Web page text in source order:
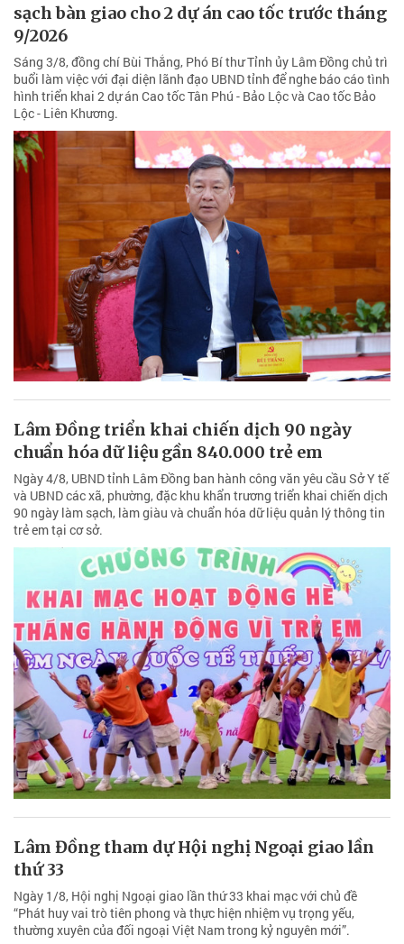
sạch bàn giao cho 2 dự án cao tốc trước tháng
9/2026
Sáng 3/8, đồng chí Bùi Thắng, Phó Bí thư Tỉnh ủy Lâm Đồng chủ trì
buổi làm việc với đại diện lãnh đạo UBND tỉnh để nghe báo cáo tình
hình triển khai 2 dự án Cao tốc Tân Phú - Bảo Lộc và Cao tốc Bảo
Lộc - Liên Khương.
Lâm Đồng triển khai chiến dịch 90 ngày
chuẩn hóa dữ liệu gần 840.000 trẻ em
Ngày 4/8, UBND tỉnh Lâm Đồng ban hành công văn yêu cầu Sở Y tế
và UBND các xã, phường, đặc khu khẩn trương triển khai chiến dịch
90 ngày làm sạch, làm giàu và chuẩn hóa dữ liệu quản lý thông tin
trẻ em tại cơ sở.
Lâm Đồng tham dự Hội nghị Ngoại giao lần
thứ 33
Ngày 1/8, Hội nghị Ngoại giao lần thứ 33 khai mạc với chủ đề
“Phát huy vai trò tiên phong và thực hiện nhiệm vụ trọng yếu,
thường xuyên của đối ngoại Việt Nam trong kỷ nguyên mới”.